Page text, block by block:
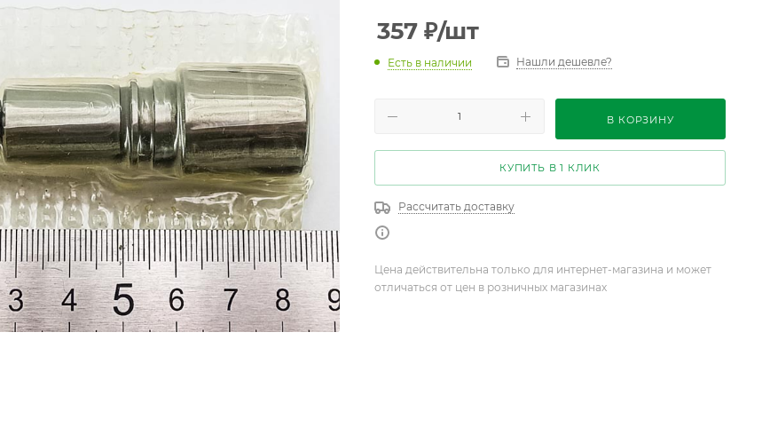
357 ₽/шт
Есть в наличии Нашли дешевле?
В КОРЗИНУ
КУПИТЬ В 1 КЛИК
Рассчитать доставку
Цена действительна только для интернет-магазина и может
отличаться от цен в розничных магазинах